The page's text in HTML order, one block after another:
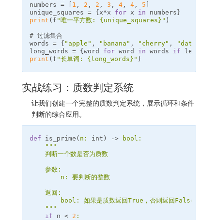
numbers
= [ 1 , 2 , 2 , 3 , 4 , 4 , 5 ]
unique_squares
= {x*x for x in numbers}
print ( f "唯一平方数: {unique_squares} " )
words
= { "apple" , "banana" , "cherry" , "date"
long_words
= {word for word in words if len
print ( f "长单词: {long_words} " )
实战练习：质数判定系统
让我们创建一个完整的质数判定系统，展示循环和条件
判断的综合应用。
def is_prime ( n : int ) -> bool :
"" "
    判断一个数是否为质数
    参数:
        n: 要判断的整数
    返回:
        bool: 如果是质数返回True，否则返回False
    "
""
if
n < 2 :